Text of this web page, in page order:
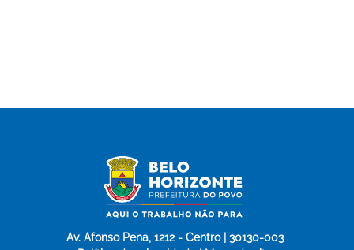
Av. Afonso Pena, 1212 - Centro | 30130-003